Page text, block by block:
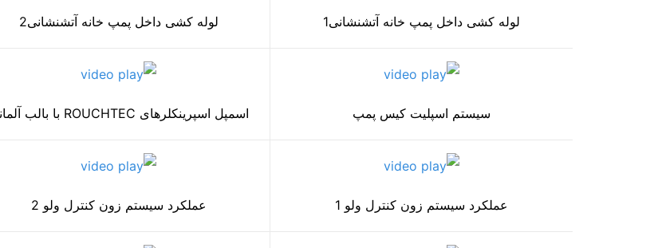
لوله کشی داخل پمپ خانه آتشنشانی1 لوله کشی داخل پمپ خانه آتشنشانی2
سیستم اسپلیت کیس پمپ اسمپل اسپرینکلرهای ROUCHTEC با بالب آلمانی
عملکرد سیستم زون کنترل ولو 1 عملکرد سیستم زون کنترل ولو 2